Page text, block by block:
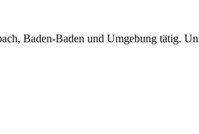
Baden-Baden und Umgebung tätig.